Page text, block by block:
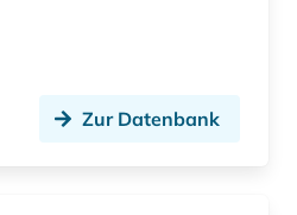
Zur Datenbank